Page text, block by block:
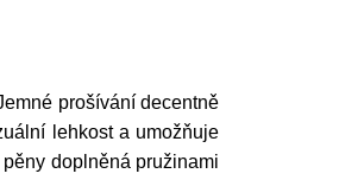
prošívání decentně
lehkost a umožňuje
doplněná pružinami